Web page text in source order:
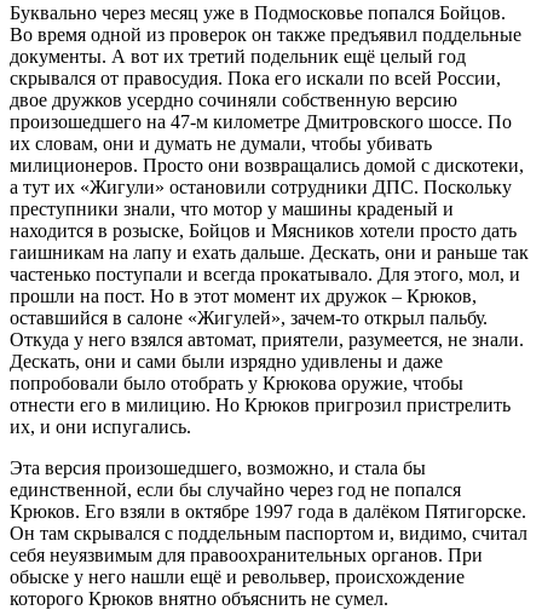
Буквально через месяц уже в Подмосковье попался Бойцов.
Во время одной из проверок он также предъявил поддельные
документы. А вот их третий подельник ещё целый год
скрывался от правосудия. Пока его искали по всей России,
двое дружков усердно сочиняли собственную версию
произошедшего на 47-м километре Дмитровского шоссе. По
их словам, они и думать не думали, чтобы убивать
милиционеров. Просто они возвращались домой с дискотеки,
а тут их «Жигули» остановили сотрудники ДПС. Поскольку
преступники знали, что мотор у машины краденый и
находится в розыске, Бойцов и Мясников хотели просто дать
гаишникам на лапу и ехать дальше. Дескать, они и раньше так
частенько поступали и всегда прокатывало. Для этого, мол, и
прошли на пост. Но в этот момент их дружок – Крюков,
оставшийся в салоне «Жигулей», зачем-то открыл пальбу.
Откуда у него взялся автомат, приятели, разумеется, не знали.
Дескать, они и сами были изрядно удивлены и даже
попробовали было отобрать у Крюкова оружие, чтобы
отнести его в милицию. Но Крюков пригрозил пристрелить
их, и они испугались.
Эта версия произошедшего, возможно, и стала бы
единственной, если бы случайно через год не попался
Крюков. Его взяли в октябре 1997 года в далёком Пятигорске.
Он там скрывался с поддельным паспортом и, видимо, считал
себя неуязвимым для правоохранительных органов. При
обыске у него нашли ещё и револьвер, происхождение
которого Крюков внятно объяснить не сумел.